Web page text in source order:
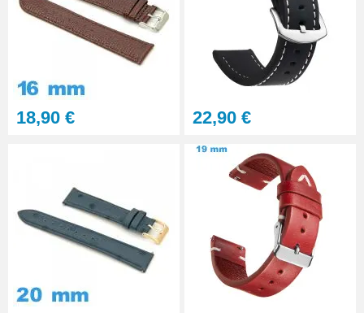
23,90 €
Sacoche Outils Horlogerie
complet de Réparation - 13
18,90 € 22,90 €